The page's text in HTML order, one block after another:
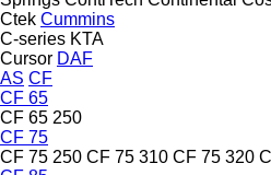
Ctek Cummins
C-series KTA
Cursor DAF
AS CF
CF 65
CF 65 250
CF 75
CF 75 250 CF 75 310 CF 75 320